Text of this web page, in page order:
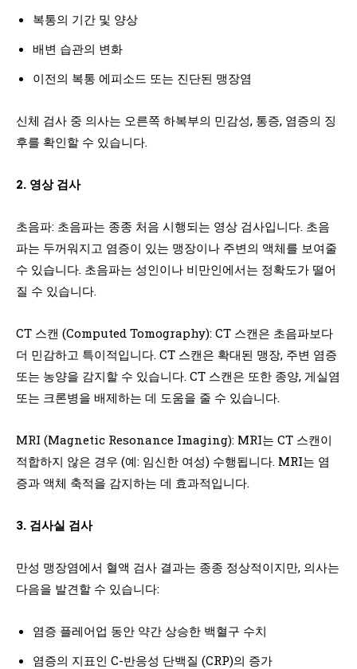
복통의 기간 및 양상
배변 습관의 변화
이전의 복통 에피소드 또는 진단된 맹장염
신체 검사 중 의사는 오른쪽 하복부의 민감성, 통증, 염증의 징
후를 확인할 수 있습니다.
2. 영상 검사
초음파: 초음파는 종종 처음 시행되는 영상 검사입니다. 초음
파는 두꺼워지고 염증이 있는 맹장이나 주변의 액체를 보여줄
수 있습니다. 초음파는 성인이나 비만인에서는 정확도가 떨어
질 수 있습니다.
CT 스캔 (Computed Tomography): CT 스캔은 초음파보다
더 민감하고 특이적입니다. CT 스캔은 확대된 맹장, 주변 염증
또는 농양을 감지할 수 있습니다. CT 스캔은 또한 종양, 게실염
또는 크론병을 배제하는 데 도움을 줄 수 있습니다.
MRI (Magnetic Resonance Imaging): MRI는 CT 스캔이
적합하지 않은 경우 (예: 임신한 여성) 수행됩니다. MRI는 염
증과 액체 축적을 감지하는 데 효과적입니다.
3. 검사실 검사
만성 맹장염에서 혈액 검사 결과는 종종 정상적이지만, 의사는
다음을 발견할 수 있습니다:
염증 플레어업 동안 약간 상승한 백혈구 수치
염증의 지표인 C-반응성 단백질 (CRP)의 증가